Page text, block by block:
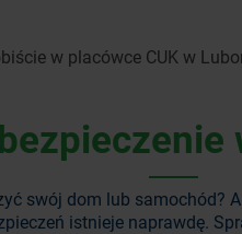
w placówce CUK w
swój dom lub samochód?
istnieje naprawdę.